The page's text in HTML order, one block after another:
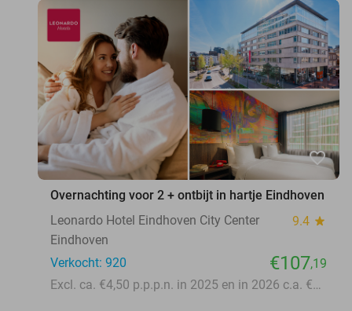
favorite_border
Overnachting voor 2 + ontbijt in hartje Eindhoven
Leonardo Hotel Eindhoven City Center
9.4 star
Eindhoven
Verkocht: 920
€107,19
Excl. ca. €4,50 p.p.p.n. in 2025 en in 2026 c.a. €5,25 p.p.p.n. toeristenbelasting